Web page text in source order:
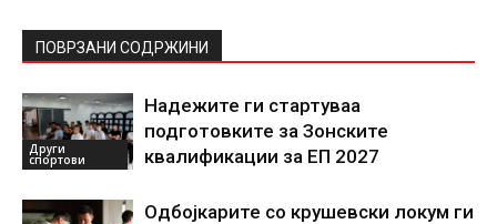
ПОВРЗАНИ СОДРЖИНИ
Други
спортови
Надежите ги стартуваа
подготовките за Зонските
квалификации за ЕП 2027
Одбојкарите со крушевски локум ги